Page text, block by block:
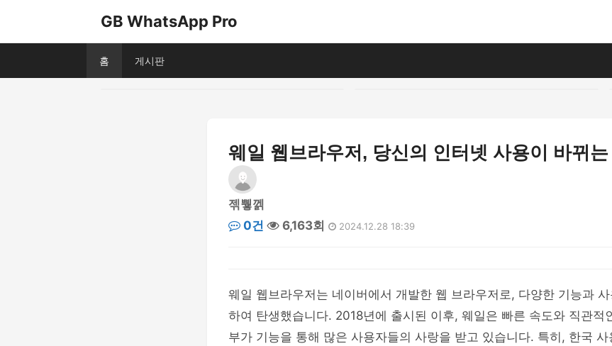
GB WhatsApp Pro
홈 게시판
웨일 웹브라우저, 당신의 인터넷 사용이 바뀌
젞쀃껡
0건
6,163회 2024.12.28 18:39
웨일 웹브라우저는 네이버에서 개발한 웹 브라우저로, 다양한 기능과
하여 탄생했습니다. 2018년에 출시된 이후, 웨일은 빠른 속도와 직관적
부가 기능을 통해 많은 사용자들의 사랑을 받고 있습니다. 특히, 한국